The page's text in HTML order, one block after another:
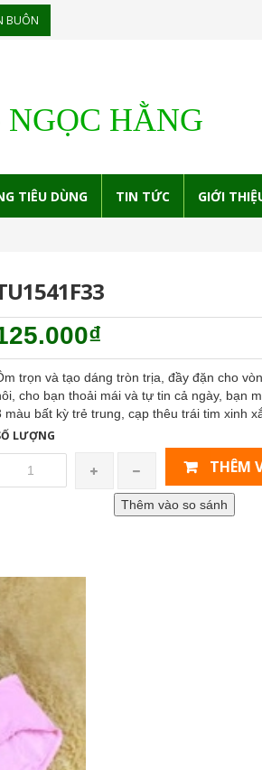
BUÔN
NGỌC HẰNG
TIÊU DÙNG TIN TỨC GIỚI
trọn và tạo dáng tròn trịa, đầy đặn cho
cho bạn thoải mái và tự tin cả ngày, bạn
màu bất kỳ trẻ trung, cạp thêu trái tim xinh
LƯỢNG
THÊM